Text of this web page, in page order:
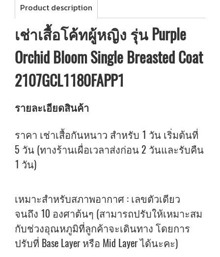
Product description
เช่าเสื้อโค้ทผู้หญิง รุ่น Purple
Orchid Bloom Single Breasted Coat
2107GCL1180FAPP1
รายละเอียดสินค้า
ราคา เช่าเสื้อกันหนาว สำหรับ 1 วัน เริ่มต้นที่
5 วัน (ทางร้านเผื่อเวลาส่งก่อน 2 วันและรับคืน
1 วัน)
เหมาะสำหรับสภาพอากาศ : เลขตัวเดียว
จนถึง 10 องศาต้นๆ (สามารถปรับให้เหมาะสม
กับช่วงอุณหภูมิที่ลูกค้าจะเดินทาง โดยการ
ปรับที่ Base Layer หรือ Mid Layer ได้นะคะ)